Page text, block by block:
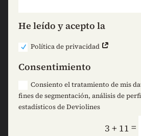
He leído y acepto la
Política de privacidad
Consentimiento
Consiento el tratamiento de mis
fines de segmentación, análisis de
estadísticos de Deviolines
3 + 11 =